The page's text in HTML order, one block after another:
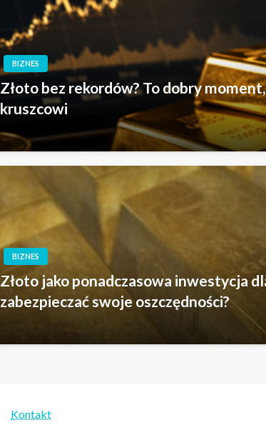
BIZNES
Złoto bez rekordów? To dobry
kruszcowi
BIZNES
Złoto jako ponadczasowa inwestycja
zabezpieczać swoje oszczędności?
Kontakt